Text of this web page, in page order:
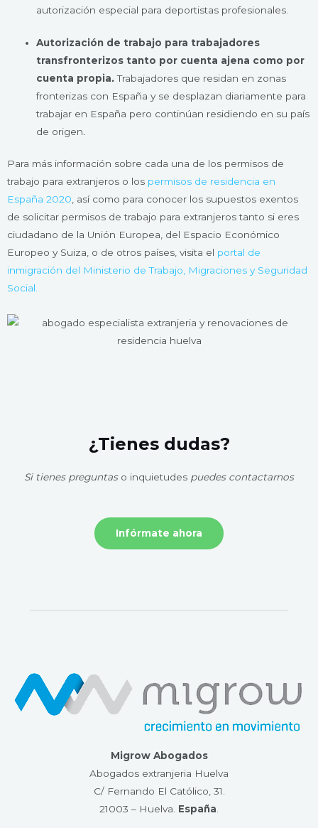
autorización especial para deportistas profesionales.
Autorización de trabajo para trabajadores
transfronterizos tanto por cuenta ajena como por
cuenta propia.Trabajadores que residan en zonas
fronterizas con España y se desplazan diariamente para
trabajar en España pero continúan residiendo en su país
de origen.
Para más información sobre cada una de los permisos de
trabajo para extranjeros o los permisos de residencia en
España 2020, así como para conocer los supuestos exentos
de solicitar permisos de trabajo para extranjeros tanto si eres
ciudadano de la Unión Europea, del Espacio Económico
Europeo y Suiza, o de otros países, visita el portal de
inmigración del Ministerio de Trabajo, Migraciones y Seguridad
Social.
¿Tienes dudas?
Si tienes preguntaso inquietudes puedes contactarnos
Infórmate ahora
Migrow Abogados
Abogados extranjeria Huelva
C/ Fernando El Católico, 31.
21003 – Huelva​. España